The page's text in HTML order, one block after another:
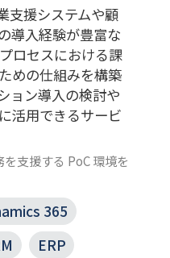
支援システムや顧
導入経験が豊富な
ロセスにおける課
めの仕組みを構築
ョン導入の検討や
活用できるサービ
支援する PoC 環境を
365
ERP